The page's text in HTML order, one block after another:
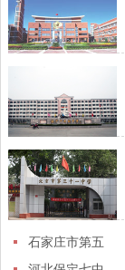
石家庄市第五